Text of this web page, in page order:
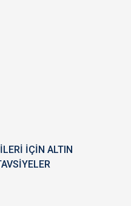
İÇİN ALTIN